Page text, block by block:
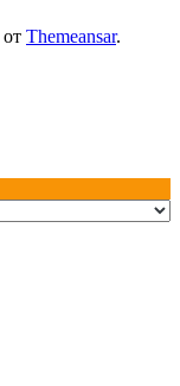
от Themeansar.